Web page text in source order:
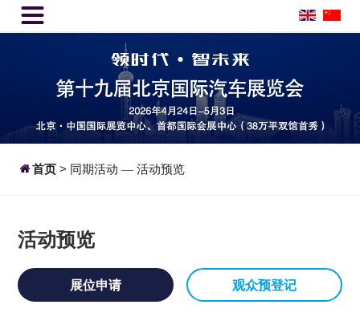

首页 > 同期活动 —活动预览
活动预览
展位申请 观众预登记